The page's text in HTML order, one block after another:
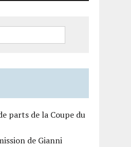
parts de la Coupe du
de Gianni